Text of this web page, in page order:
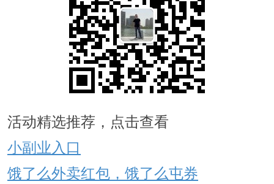
活动精选推荐，点击查看
小副业入口
饿了么外卖红包，饿了么屯券